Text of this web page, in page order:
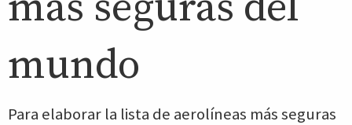
mundo
Para elaborar la lista de aerolíneas más seguras